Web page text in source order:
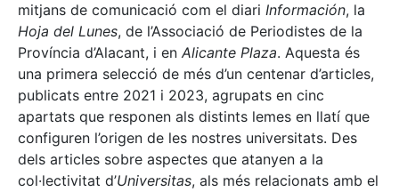
mitjans de comunicació com el diari Información, la
Hoja del Lunes, de l’Associació de Periodistes de la
Província d’Alacant, i en Alicante Plaza. Aquesta és
una primera selecció de més d’un centenar d’articles,
publicats entre 2021 i 2023, agrupats en cinc
apartats que responen als distints lemes en llatí que
configuren l’origen de les nostres universitats. Des
dels articles sobre aspectes que atanyen a la
col·lectivitat d’Universitas, als més relacionats amb el